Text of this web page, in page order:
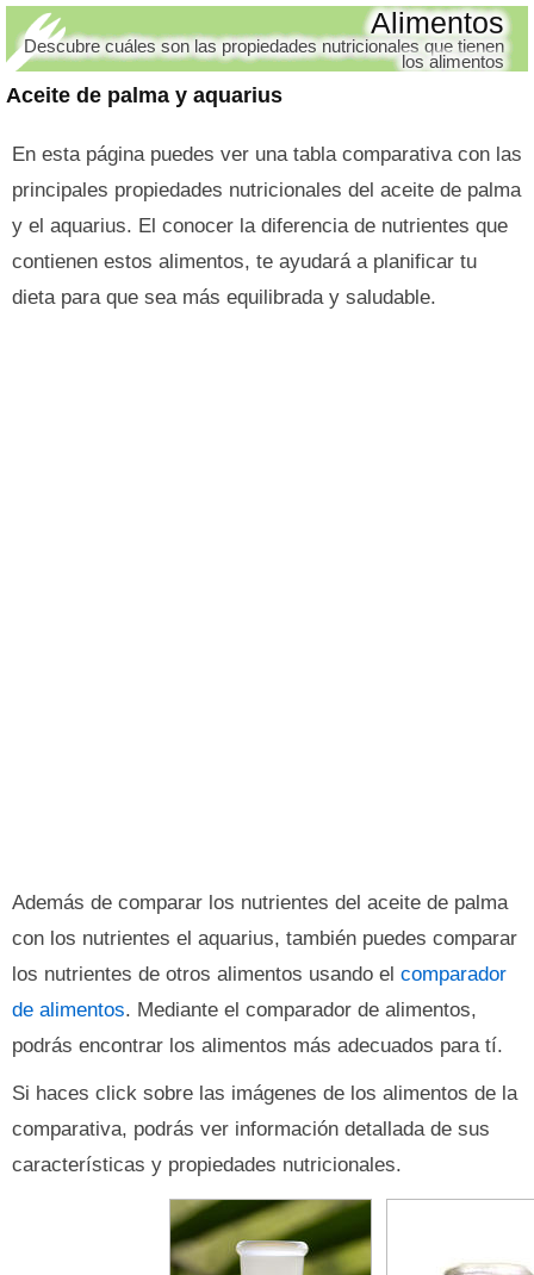
Aceite de palma y aquarius
Alimentos
Descubre cuáles son las propiedades nutricionales que tienen
los alimentos
En esta página puedes ver una tabla comparativa con las
principales propiedades nutricionales del aceite de palma
y el aquarius. El conocer la diferencia de nutrientes que
contienen estos alimentos, te ayudará a planificar tu
dieta para que sea más equilibrada y saludable.
Además de comparar los nutrientes del aceite de palma
con los nutrientes el aquarius, también puedes comparar
los nutrientes de otros alimentos usando el comparador
de alimentos. Mediante el comparador de alimentos,
podrás encontrar los alimentos más adecuados para tí.
Si haces click sobre las imágenes de los alimentos de la
comparativa, podrás ver información detallada de sus
características y propiedades nutricionales.